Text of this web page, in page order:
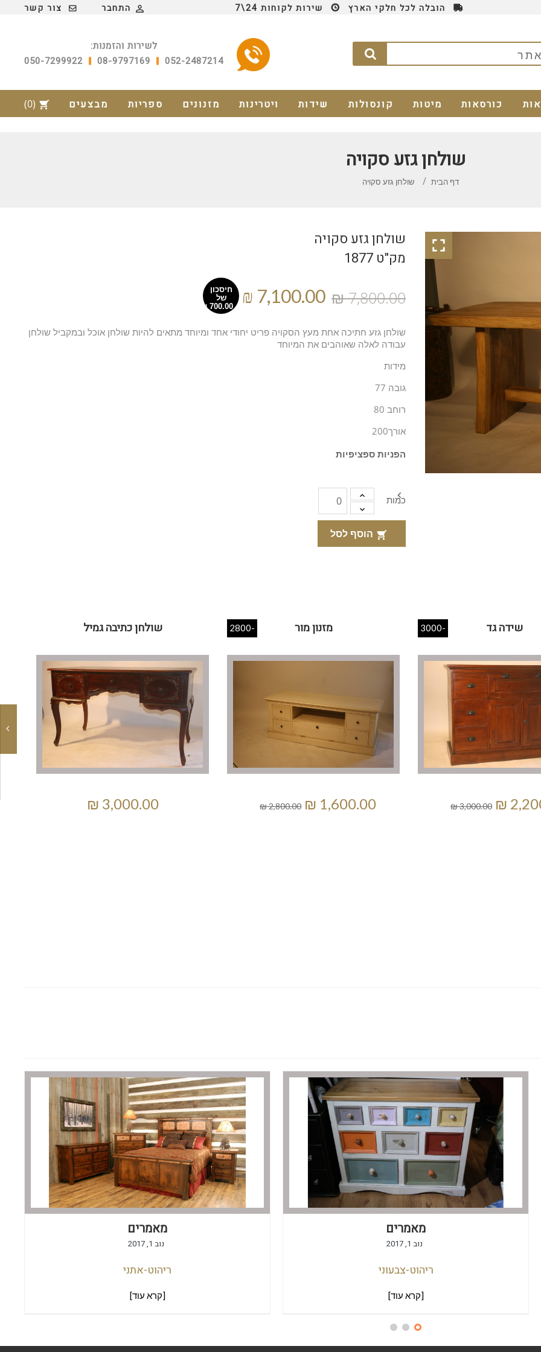
הובלה לכל חלקי הארץ שירות לקוחות 24\7  התחבר צור קשר
לשירות והזמנות:
052-2487214
08-9797169
050-7299922
shopping_cart
(0) כורסאות מיטות קונסולות שידות ויטרינות מזנונים ספריות מבצעים
שולחן גזע סקויה
דף הבית שולחן גזע סקויה


שולחן גזע סקויה
מק"ט 1877
חיסכון
של
שולחן גזע חתיכה אחת מעץ הסקויה פריט יחודי אחד ומיוחד מתאים להיות שולחן אוכל ובמקביל שולחן
עבודה לאלה שאוהבים את המיוחד
מידות
גובה 77
רוחב 80
אורך200
הפניות ספציפיות
כמות

שולחן כתיבה גמיל
‏3,000.00 ₪
מזנון מור -2800 שידה גד -3000
מאמרים
נוב 1, 2017
ריהוט-אתני
[קרא עוד]
מאמרים
נוב 1, 2017
ריהוט-צבעוני
[קרא עוד]